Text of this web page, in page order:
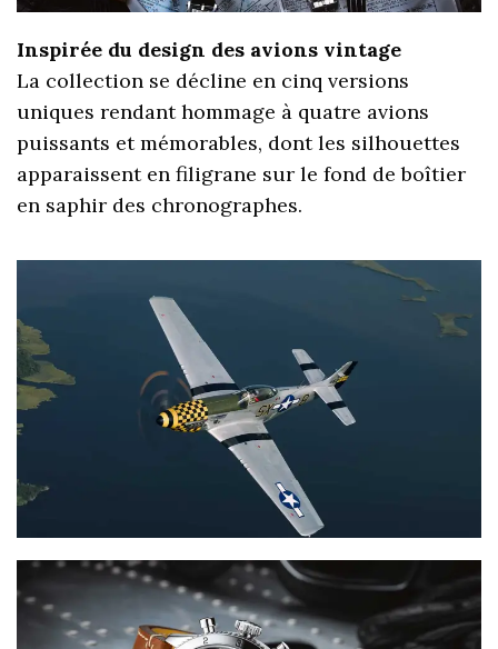
Inspirée du design des avions vintage
La collection se décline en cinq versions
uniques rendant hommage à quatre avions
puissants et mémorables, dont les silhouettes
apparaissent en filigrane sur le fond de boîtier
en saphir des chronographes.